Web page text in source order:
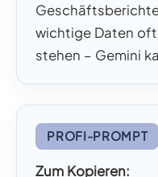
wichtige Daten oft
stehen – Gemini
PROFI-PROMPT
Zum Kopieren: